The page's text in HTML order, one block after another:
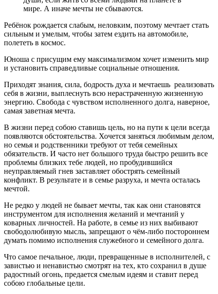
мире. А иначе мечты не сбываются.
Ребёнок рождается слабым, неловким, поэтому мечтает стать
сильным и умелым, чтобы затем ездить на автомобиле,
полететь в космос.
Юноша с присущим ему максимализмом хочет изменить мир
и установить справедливые социальные отношения.
Приходят знания, сила, бодрость духа и мечтаешь реализовать
себя в жизни, выплеснуть всю нерастраченную жизненную
энергию. Свобода с чувством исполненного долга, наверное,
самая заветная мечта.
В жизни перед собою ставишь цель, но на пути к цели всегда
появляются обстоятельства. Хочется заняться любимым делом,
но семья и родственники требуют от тебя семейных
обязательств. И часто нет большого труда быстро решить все
проблемы близких тебе людей, но пробудившийся
неуправляемый гнев заставляет обострять семейный
конфликт. В результате и в семье разруха, и мечта осталась
мечтой.
Не редко у людей не бывает мечты, так как они становятся
инструментом для исполнения желаний и мечтаний у
коварных личностей. На работе, в семье из них выбивают
свободолюбивую мысль, запрещают о чём-либо постороннем
думать помимо исполнения служебного и семейного долга.
Что самое печальное, люди, превращенные в исполнителей, с
завистью и ненавистью смотрят на тех, кто сохранил в душе
радостный огонь, предается смелым идеям и ставит перед
собою глобальные цели.